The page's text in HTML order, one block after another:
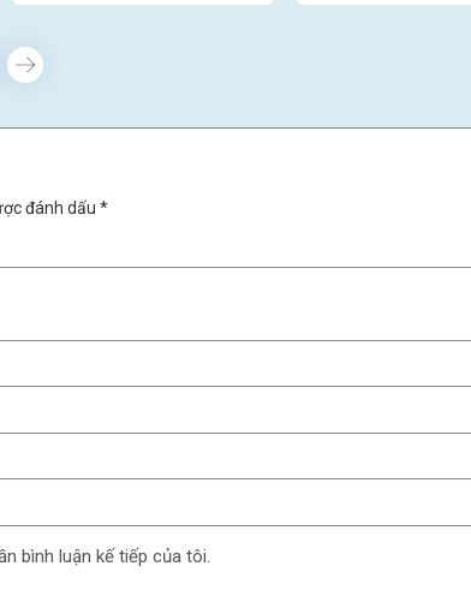
đánh dấu *
bình luận kế tiếp của tôi.